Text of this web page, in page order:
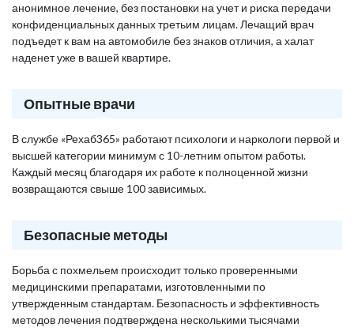
анонимное лечение, без постановки на учет и риска передачи
конфиденциальных данных третьим лицам. Лечащий врач
подъедет к вам на автомобиле без знаков отличия, а халат
наденет уже в вашей квартире.
Опытные врачи
В службе «Рехаб365» работают психологи и наркологи первой и
высшей категории минимум с 10-летним опытом работы.
Каждый месяц благодаря их работе к полноценной жизни
возвращаются свыше 100 зависимых.
Безопасные методы
Борьба с похмельем происходит только проверенными
медицинскими препаратами, изготовленными по
утвержденным стандартам. Безопасность и эффективность
методов лечения подтверждена несколькими тысячами